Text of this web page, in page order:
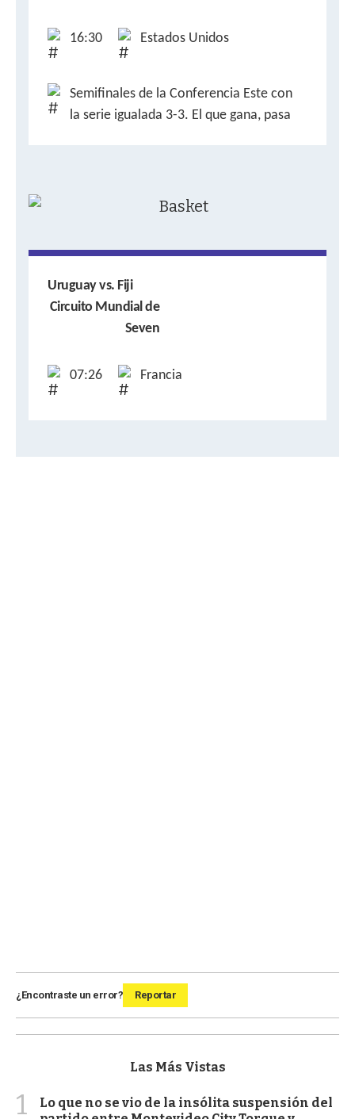
16:30 Estados Unidos
Semifinales de la Conferencia Este con
la serie igualada 3-3. El que gana, pasa
Uruguay vs. Fiji
Circuito Mundial de
Seven
07:26 Francia
¿Encontraste un error? Reportar
Las Más Vistas
1
Lo que no se vio de la insólita suspensión del